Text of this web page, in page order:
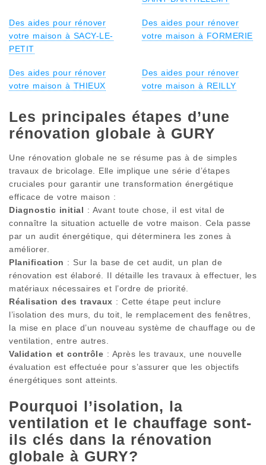
Des aides pour rénover
votre maison à SACY-LE-
PETIT
Des aides pour rénover
votre maison à FORMERIE
Des aides pour rénover
votre maison à THIEUX
Des aides pour rénover
votre maison à REILLY
Les principales étapes d’une
rénovation globale à GURY
Une rénovation globale ne se résume pas à de simples
travaux de bricolage. Elle implique une série d’étapes
cruciales pour garantir une transformation énergétique
efficace de votre maison :
Diagnostic initial : Avant toute chose, il est vital de
connaître la situation actuelle de votre maison. Cela passe
par un audit énergétique, qui déterminera les zones à
améliorer.
Planification : Sur la base de cet audit, un plan de
rénovation est élaboré. Il détaille les travaux à effectuer, les
matériaux nécessaires et l’ordre de priorité.
Réalisation des travaux : Cette étape peut inclure
l’isolation des murs, du toit, le remplacement des fenêtres,
la mise en place d’un nouveau système de chauffage ou de
ventilation, entre autres.
Validation et contrôle : Après les travaux, une nouvelle
évaluation est effectuée pour s’assurer que les objectifs
énergétiques sont atteints.
Pourquoi l’isolation, la
ventilation et le chauffage sont-
ils clés dans la rénovation
globale à GURY?